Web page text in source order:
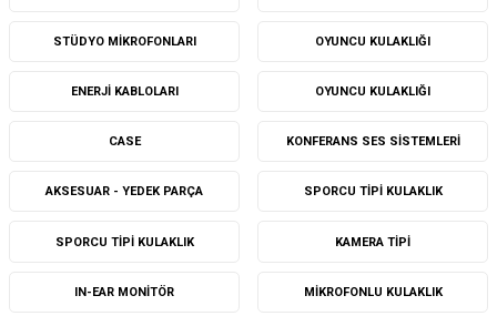
STÜDYO MIKROFONLARI OYUNCU KULAKLIĞI
ENERJI KABLOLARI OYUNCU KULAKLIĞI
CASE KONFERANS SES SISTEMLERI
AKSESUAR - YEDEK PARÇA SPORCU TIPI KULAKLIK
SPORCU TIPI KULAKLIK KAMERA TIPI
IN-EAR MONITÖR MIKROFONLU KULAKLIK